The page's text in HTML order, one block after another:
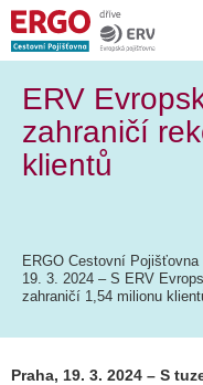
ERV
zahraničí
klientů
ERGO Cestovní Pojišťovna
19. 3. 2024 – S ERV
zahraničí 1,54 milionu
Praha, 19. 3. 2024 – S